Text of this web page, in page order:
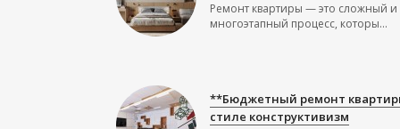
Ремонт квартиры — это сложный и
многоэтапный процесс, которы...
**Бюджетный ремонт
стиле конструктивизм